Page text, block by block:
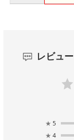
レビュー
★ 5
★ 4